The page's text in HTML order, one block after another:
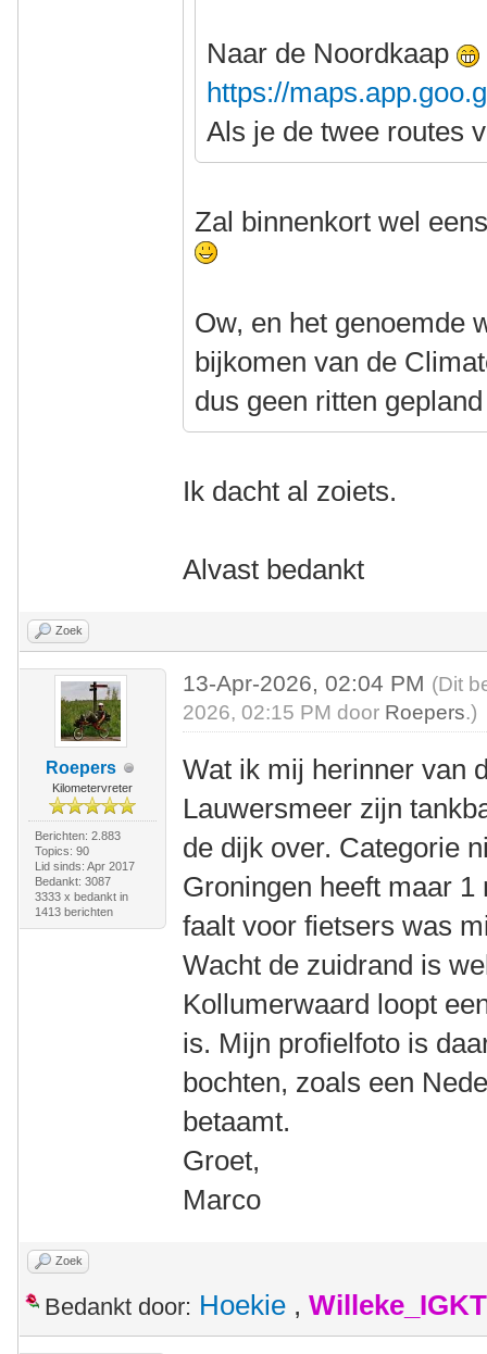
Naar de Noordkaap
https://
Als je de twee routes
Zal binnenkort wel
Ow, en het genoemde
bijkomen van de
dus geen ritten
Ik dacht al zoiets.
Alvast bedankt
Zoek
Roepers
Kilometervreter
Berichten: 2.883
Topics: 90
Lid sinds: Apr 2017
Bedankt: 3087
3333 x bedankt in
1413 berichten
13-Apr-2026, 02:04 PM (Dit
2026, 02:15 PM door Roepers.)
Wat ik mij herinner van
Lauwersmeer zijn
de dijk over. Categorie
Groningen heeft maar
faalt voor fietsers was
Wacht de zuidrand is
Kollumerwaard loopt
is. Mijn profielfoto is
bochten, zoals een
betaamt.
Groet,
Marco
Zoek
Bedankt door: Hoekie , Willeke_IGKT